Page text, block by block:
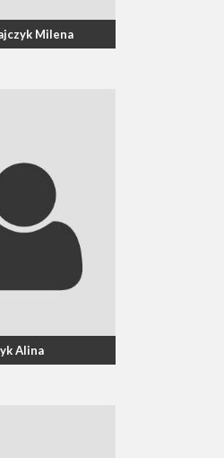
Milena
Alina